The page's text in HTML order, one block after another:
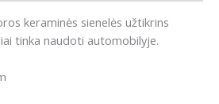
keraminės sienelės užtikrins
tinka naudoti automobilyje.